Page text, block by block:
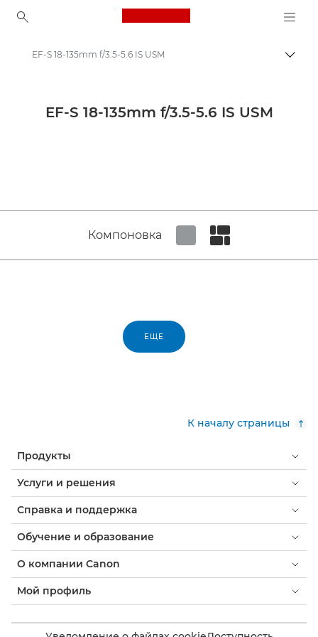
Canon Logo, back to
Объективы для камер Canon
EF-S 18-135mm f/3.5-5.6 IS USM
EF-S 18-135mm f/3.5-5.6 IS USM
Компоновка
ЕЩЕ
К началу страницы
Продукты
Услуги и решения
Справка и поддержка
Обучение и образование
О компании Canon
Мой профиль